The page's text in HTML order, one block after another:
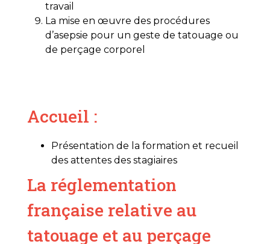
travail
La mise en œuvre des procédures
d’asepsie pour un geste de tatouage ou
de perçage corporel
Accueil :
Présentation de la formation et recueil
des attentes des stagiaires
La réglementation
française relative au
tatouage et au perçage